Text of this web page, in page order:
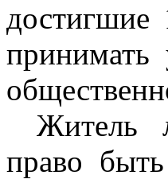
достигшие
принимать
Житель
право